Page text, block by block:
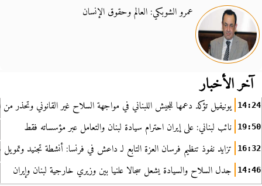
عمرو الشوبكي: العالم وحقوق الإنسان
آخر الأخبار
14:24 يونيفيل تؤكد دعمها للجيش اللبناني في مواجهة السلاح غير القانوني وتحذر من
19:50 نائب لبناني: على إيران احترام سيادة لبنان والتعامل عبر مؤسساته فقط
16:32 تزايد نفوذ تنظيم فرسان العزة التابع لـ داعش في فرنسا: أنشطة تجنيد
14:46 جدل السلاح والسيادة يشعل سجالا علنيا بين وزيري خارجية لبنان وإيران